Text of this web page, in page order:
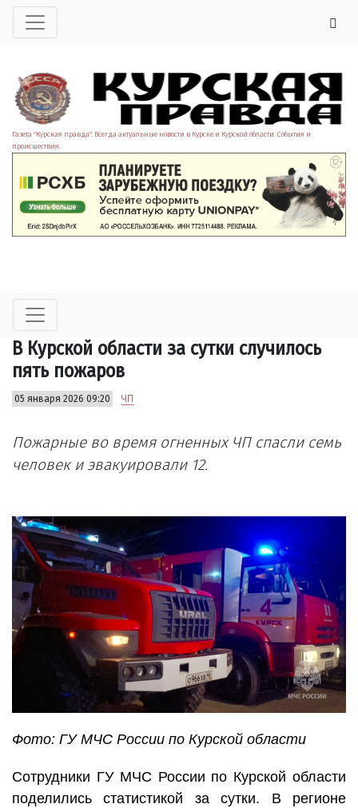
Газета "Курская правда". Всегда актуальные новости в Курске и Курской области. События и
происшествия.
В Курской области за сутки случилось
пять пожаров
05 января 2026 09:20 ЧП
Пожарные во время огненных ЧП спасли семь
человек и эвакуировали 12.
Фото: ГУ МЧС России по Курской области
Сотрудники ГУ МЧС России по Курской области
поделились статистикой за сутки. В регионе